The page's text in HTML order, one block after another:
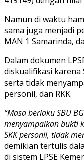
Namun di waktu
sama juga menjadi
MAN 1 Samarinda,
Dalam dokumen
diskualifikasi karena
serta tidak
personil, dan RKK.
“Masa berlaku SBU
menyampaikan bukti
SKK personil, tidak
demikian tertulis
di sistem LPSE